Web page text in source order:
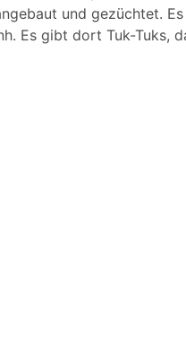
und gezüchtet.
Es gibt dort Tuk-Tuks,